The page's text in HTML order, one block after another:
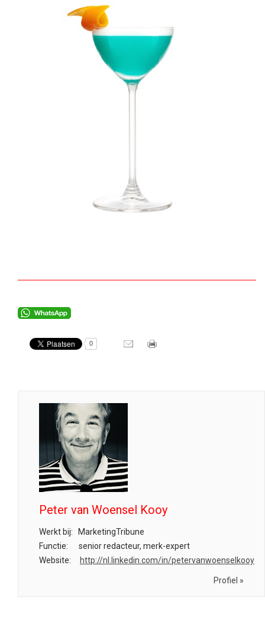
0
Peter van Woensel Kooy
Werkt bij:
MarketingTribune
Functie:
senior redacteur, merk-expert
Website:
http://nl.linkedin.com/in/petervanwoenselkooy
Profiel »